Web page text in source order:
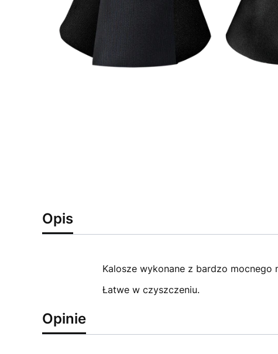
Opis
Kalosze wykonane z bardzo mocnego
Łatwe w czyszczeniu.
Opinie